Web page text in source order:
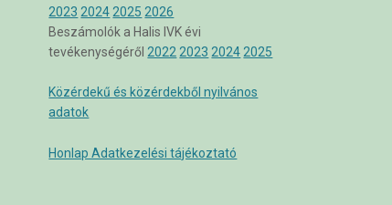
2023 2024 2025 2026
Beszámolók a Halis IVK évi
tevékenységéről 2022 2023 2024 2025
Közérdekű és közérdekből nyilvános
adatok
Honlap Adatkezelési tájékoztató